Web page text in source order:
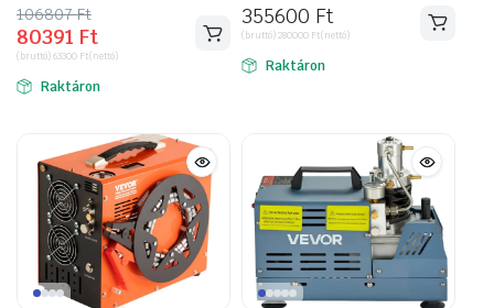
106807Ft
Original
price
was:
106807 Ft.
80391 Ft
Current
price
is:
80391 Ft.
(bruttó)63300 Ft(nettó)
Raktáron
355600 Ft
(bruttó)280000 Ft(nettó)
Raktáron